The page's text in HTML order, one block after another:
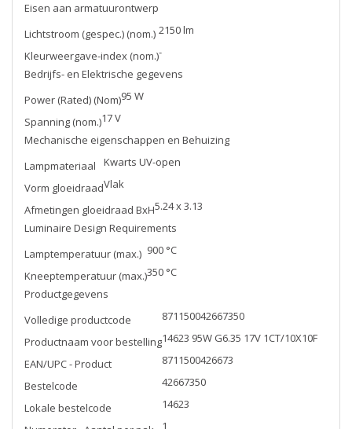
Eisen aan armatuurontwerp
Lichtstroom (gespec.) (nom.) 2150 lm
Kleurweergave-index (nom.)-
Bedrijfs- en Elektrische gegevens
Power (Rated) (Nom)95 W
Spanning (nom.)17 V
Mechanische eigenschappen en Behuizing
Lampmateriaal
Kwarts UV-open
Vorm gloeidraadVlak
Afmetingen gloeidraad BxH5.24 x 3.13
Luminaire Design Requirements
Lamptemperatuur (max.) 900 °C
Kneeptemperatuur (max.)350 °C
Productgegevens
Volledige productcode
871150042667350
Productnaam voor bestelling14623 95W G6.35 17V 1CT/10X10F
EAN/UPC - Product
8711500426673
Bestelcode
42667350
Lokale bestelcode
14623
1